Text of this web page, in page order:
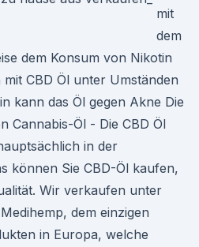
mit
dem
dem Konsum von Nikotin
CBD Öl unter Umständen
kann das Öl gegen Akne Die
Cannabis-Öl - Die CBD Öl
in der
können Sie CBD-Öl kaufen,
Wir verkaufen unter
dem einzigen
in Europa, welche